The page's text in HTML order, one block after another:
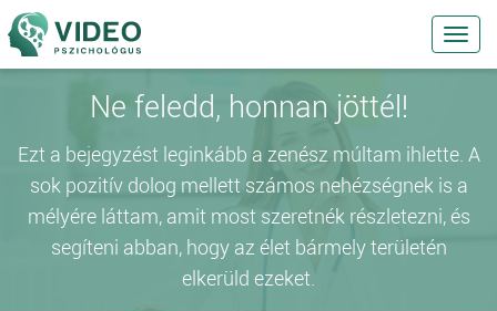
Ne feledd, honnan jöttél!
Ezt a bejegyzést leginkább a zenész múltam ihlette. A
sok pozitív dolog mellett számos nehézségnek is a
mélyére láttam, amit most szeretnék részletezni, és
segíteni abban, hogy az élet bármely területén
elkerüld ezeket.